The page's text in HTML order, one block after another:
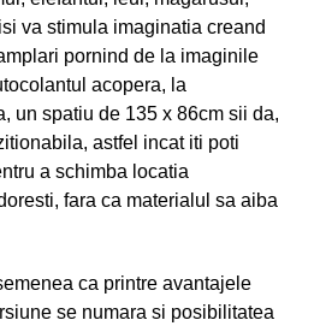
va stimula imaginatia creand
pornind de la imaginile
acopera, la
un spatiu de 135 x 86cm sii da,
astfel incat iti poti
a schimba locatia
fara ca materialul sa aiba
ca printre avantajele
se numara si posibilitatea